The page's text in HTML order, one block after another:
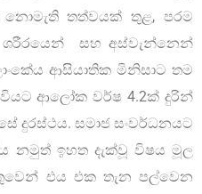
තත්වයක් තුළ, පරම
සහ අස්වැන්නෙන්
ආසියාතික මිනිසාට තම
ආලෝක වර්ෂ 4.2ක් දුරින්
දුරස්ථය. සමාජ සංවර්ධනයට
නමුත් ඉහත දැක්වූ විෂය මූල
එය එක තැන පල්වෙන